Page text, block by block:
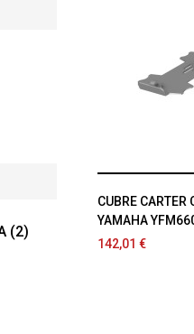
CUBRE CARTER
YAMAHA
142,01 €